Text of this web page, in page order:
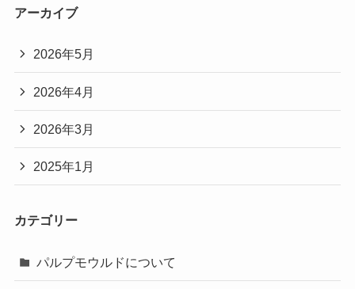
アーカイブ
2026年5月
2026年4月
2026年3月
2025年1月
カテゴリー
パルプモウルドについて